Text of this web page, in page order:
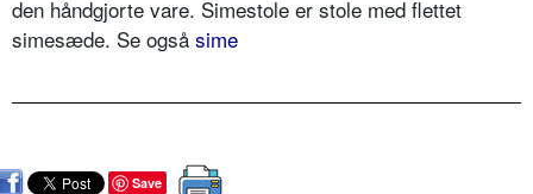
den håndgjorte vare. Simestole er stole med flettet
simesæde. Se også sime
Save